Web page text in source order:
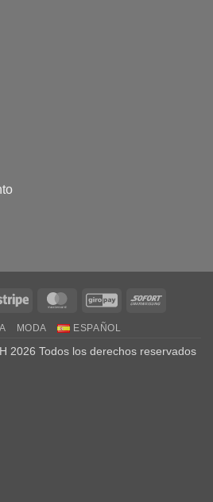
Stripe MasterCardGiroPay Sofort
MODA ESPAÑOL
2026 Todos los derechos reservados